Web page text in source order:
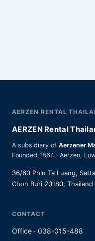
AERZEN RENTAL
AERZEN Rental
A subsidiary of Aerzener
Founded 1864 · Aerzen,
36/60 Phlu Ta Luang,
Chon Buri 20180, Thailand
CONTACT
Office · 038-015-488